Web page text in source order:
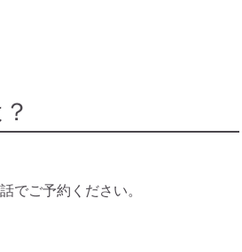
でご予約ください。